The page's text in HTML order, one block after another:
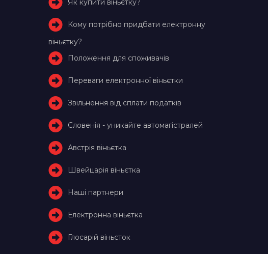
Як купити віньєтку?
Кому потрібно придбати електронну
віньєтку?
Положення для споживачів
Переваги електронної віньєтки
Звільнення від сплати податків
Словенія - уникайте автомагістралей
Австрія віньєтка
Швейцарія віньєтка
Наші партнери
Електронна віньєтка
Глосарій віньєток